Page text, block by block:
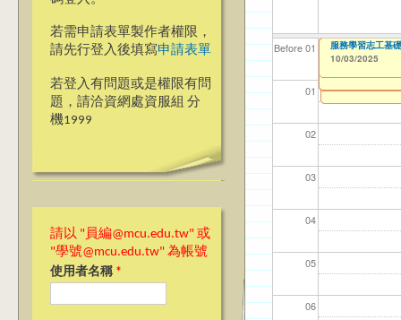
若需申請表單製作者權限，
請先行登入後填寫申請表單
若登入有問題或是權限有問
題，請洽資網處資服組 分
機1999
請以 "員編@mcu.edu.tw" 或
"學號@mcu.edu.tw" 為帳號
使用者名稱 *
Before 01
01
02
03
04
05
06
【資網處】
整合系統～表單
【財務處】工讀
11/12/2021
【財務處】漏打
錄
114學年度前程
表(服務學習教師
114學年度前程
回饋表(服務學習
114
【學
114
教務
商品
114
【財
高中
【人
【人
【高教深耕計畫
2025 Project to
【教學暨學習資
研習
Ja(>_<)pan-應
09/15/2025
【國教處僑陸事
09/18/2025
【高教深耕計畫
Encourage
【高教深耕計畫
Program
【高教深耕計畫
2026 Annual
服務學習志工基
10/03/2025